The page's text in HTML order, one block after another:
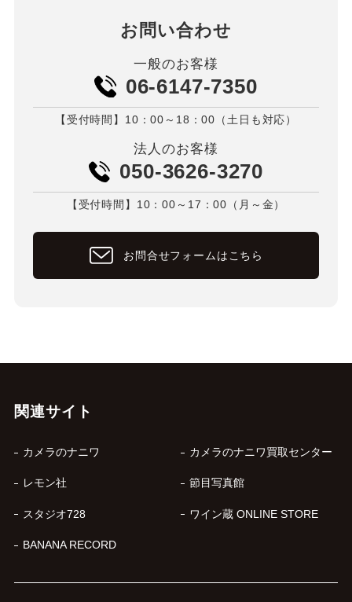
お問い合わせ
一般のお客様
06-6147-7350
【受付時間】10：00～18：00（土日も対応）
法人のお客様
050-3626-3270
【受付時間】10：00～17：00（月～金）
お問合せフォームはこちら
関連サイト
カメラのナニワ カメラのナニワ買取センター
レモン社 節目写真館
スタジオ728 ワイン蔵 ONLINE STORE
BANANA RECORD